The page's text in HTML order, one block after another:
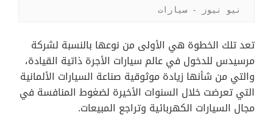
نيو نيوز - سيارات
تعد تلك الخطوة هي الأولى من نوعها بالنسبة لشركة
مرسيدس للدخول في عالم سيارات الأجرة ذاتية القيادة،
والتي من شأنها زيادة موثوقية صناعة السيارات الألمانية
التي تعرضت خلال السنوات الأخيرة لضغوط المنافسة في
مجال السيارات الكهربائية وتراجع المبيعات.